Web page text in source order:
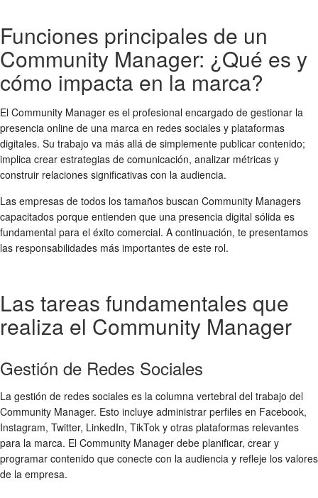
Funciones principales de un
Community Manager: ¿Qué es y
cómo impacta en la marca?
El Community Manager es el profesional encargado de gestionar la
presencia online de una marca en redes sociales y plataformas
digitales. Su trabajo va más allá de simplemente publicar contenido;
implica crear estrategias de comunicación, analizar métricas y
construir relaciones significativas con la audiencia.
Las empresas de todos los tamaños buscan Community Managers
capacitados porque entienden que una presencia digital sólida es
fundamental para el éxito comercial. A continuación, te presentamos
las responsabilidades más importantes de este rol.
Las tareas fundamentales que
realiza el Community Manager
Gestión de Redes Sociales
La gestión de redes sociales es la columna vertebral del trabajo del
Community Manager. Esto incluye administrar perfiles en Facebook,
Instagram, Twitter, LinkedIn, TikTok y otras plataformas relevantes
para la marca. El Community Manager debe planificar, crear y
programar contenido que conecte con la audiencia y refleje los valores
de la empresa.